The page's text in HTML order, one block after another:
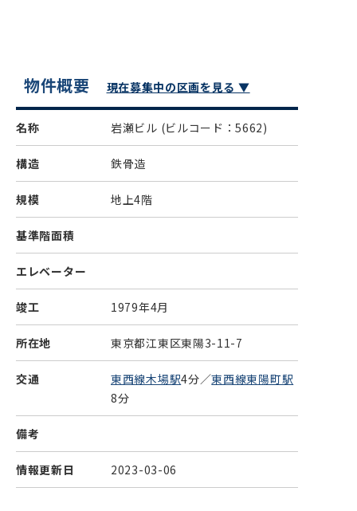
物件概要 現在募集中の区画を見る ▼
名称 岩瀬ビル (ビルコード：5662)
構造 鉄骨造
規模 地上4階
基準階面積
エレベーター
竣工 1979年4月
所在地 東京都江東区東陽3-11-7
交通 東西線木場駅4分／東西線東陽町駅
8分
備考
情報更新日 2023-03-06